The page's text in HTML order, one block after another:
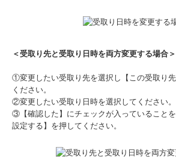
＜受取り先と受取り日時を両方変更する場合＞
①変更したい受取り先を選択し【この受取り
ください。
②変更したい受取り日時を選択してください。
③【確認した】にチェックが入っていること
設定する】を押してください。